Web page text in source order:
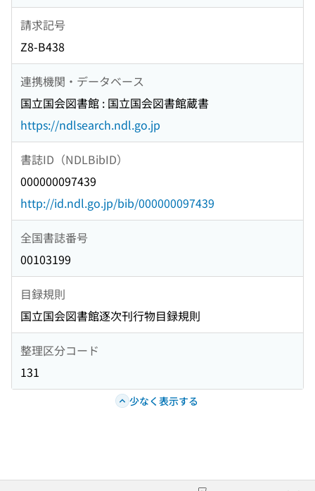
請求記号
Z8-B438
連携機関・データベース
国立国会図書館 : 国立国会図書館蔵書
https://ndlsearch.ndl.go.jp
書誌ID（NDLBibID）
000000097439
http://id.ndl.go.jp/bib/000000097439
全国書誌番号
00103199
目録規則
国立国会図書館逐次刊行物目録規則
整理区分コード
131
少なく表示する